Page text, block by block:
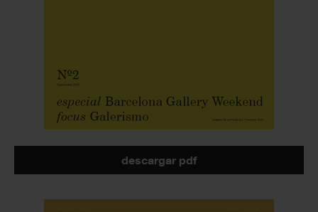
descargar pdf